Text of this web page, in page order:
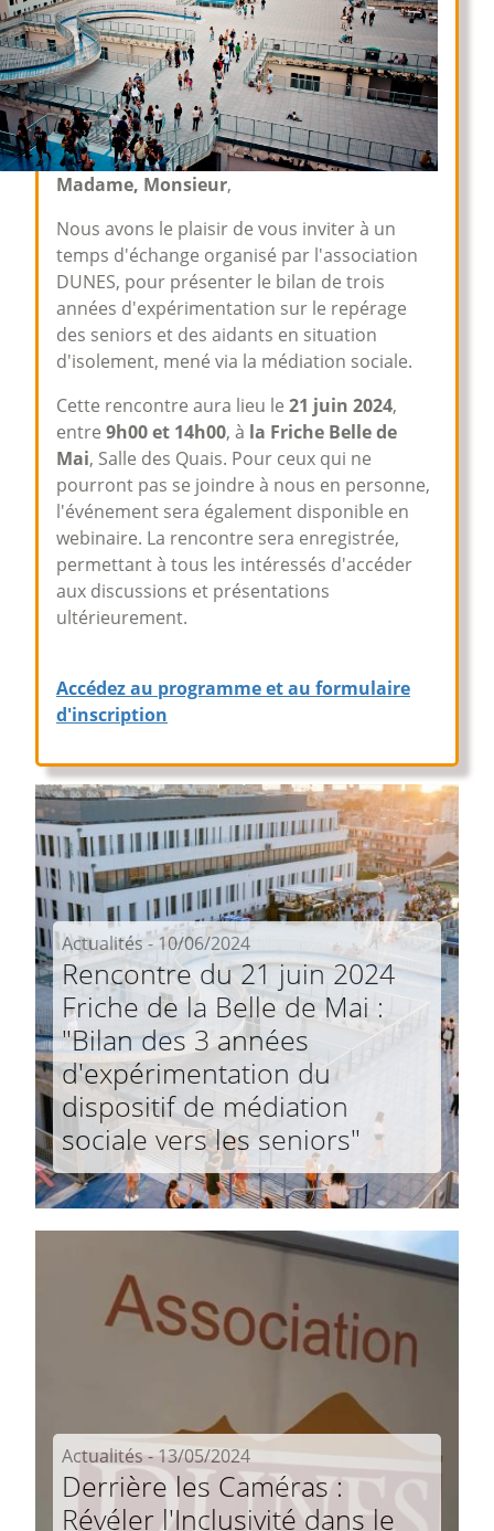
Madame, Monsieur,
Nous avons le plaisir de vous inviter à un
temps d'échange organisé par l'association
DUNES, pour présenter le bilan de trois
années d'expérimentation sur le repérage
des seniors et des aidants en situation
d'isolement, mené via la médiation sociale.
Cette rencontre aura lieu le 21 juin 2024,
entre 9h00 et 14h00, à la Friche Belle de
Mai, Salle des Quais. Pour ceux qui ne
pourront pas se joindre à nous en personne,
l'événement sera également disponible en
webinaire. La rencontre sera enregistrée,
permettant à tous les intéressés d'accéder
aux discussions et présentations
ultérieurement.
Accédez au programme et au formulaire
d'inscription
Actualités - 10/06/2024
Rencontre du 21 juin 2024
Friche de la Belle de Mai :
"Bilan des 3 années
d'expérimentation du
dispositif de médiation
sociale vers les seniors"
Actualités - 13/05/2024
Derrière les Caméras :
Révéler l'Inclusivité dans le